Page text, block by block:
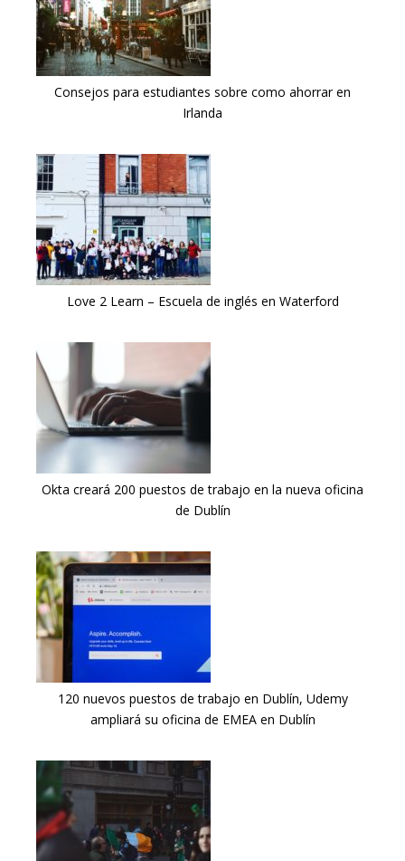
Consejos para estudiantes sobre como ahorrar en
Irlanda
Love 2 Learn – Escuela de inglés en Waterford
Okta creará 200 puestos de trabajo en la nueva oficina
de Dublín
120 nuevos puestos de trabajo en Dublín, Udemy
ampliará su oficina de EMEA en Dublín